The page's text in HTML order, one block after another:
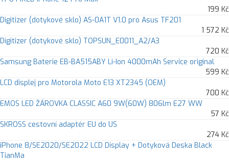
199 Kč
Digitizer (dotykové sklo) AS-0A1T V1.0 pro Asus TF201
1 572 Kč
Digitizer (dotykové sklo) TOPSUN_E0011_A2/A3
720 Kč
Samsung Baterie EB-BA515ABY Li-Ion 4000mAh Service original
599 Kč
LCD displej pro Motorola Moto E13 XT2345 (OEM)
700 Kč
EMOS LED ŽÁROVKA CLASSIC A60 9W(60W) 806lm E27 WW
57 Kč
SKROSS cestovní adaptér EU do US
274 Kč
iPhone 8/SE2020/SE2022 LCD Display + Dotyková Deska Black
TianMa